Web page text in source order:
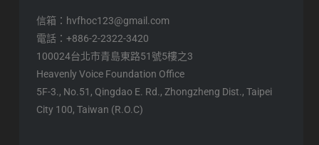
信箱：hvfhoc123@gmail.com
電話：+886-2-2322-3420
100024台北市青島東路51號5樓之3
Heavenly Voice Foundation Office
5F-3., No.51, Qingdao E. Rd., Zhongzheng Dist., Taipei
City 100, Taiwan (R.O.C)